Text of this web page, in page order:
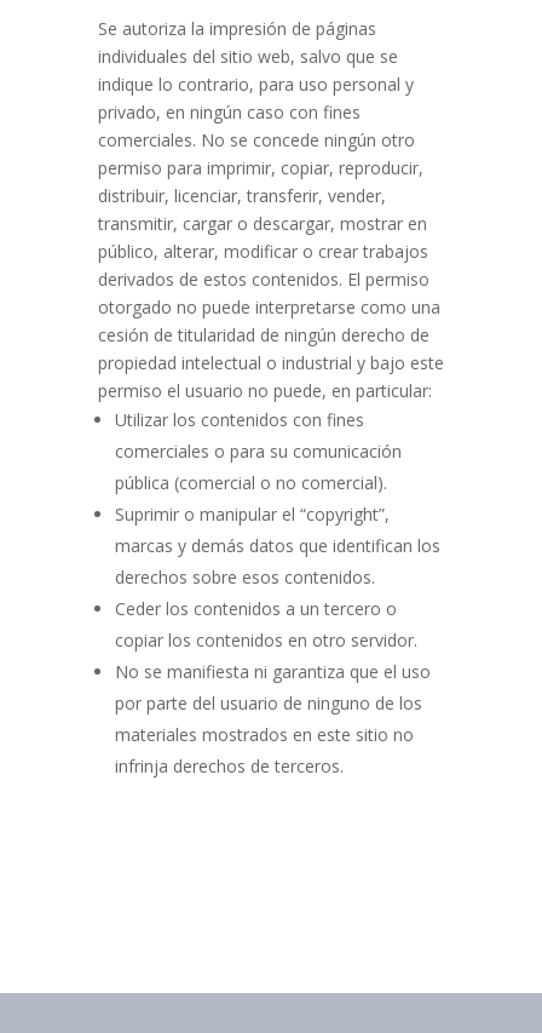
Se autoriza la impresión de páginas
individuales del sitio web, salvo que se
indique lo contrario, para uso personal y
privado, en ningún caso con fines
comerciales. No se concede ningún otro
permiso para imprimir, copiar, reproducir,
distribuir, licenciar, transferir, vender,
transmitir, cargar o descargar, mostrar en
público, alterar, modificar o crear trabajos
derivados de estos contenidos. El permiso
otorgado no puede interpretarse como una
cesión de titularidad de ningún derecho de
propiedad intelectual o industrial y bajo este
permiso el usuario no puede, en particular:
Utilizar los contenidos con fines
comerciales o para su comunicación
pública (comercial o no comercial).
Suprimir o manipular el “copyright”,
marcas y demás datos que identifican los
derechos sobre esos contenidos.
Ceder los contenidos a un tercero o
copiar los contenidos en otro servidor.
No se manifiesta ni garantiza que el uso
por parte del usuario de ninguno de los
materiales mostrados en este sitio no
infrinja derechos de terceros.